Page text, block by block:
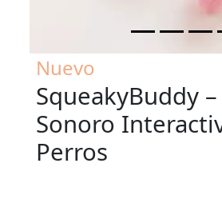
Nuevo
SqueakyBuddy
Sonoro
Perros